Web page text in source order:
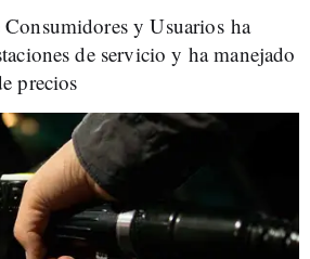
y Usuarios ha
de servicio y ha manejado
precios